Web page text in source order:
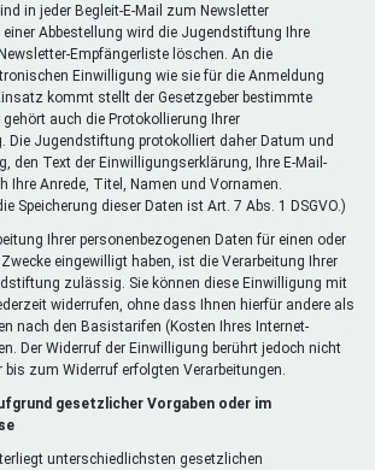
in jeder Begleit-E-Mail zum Newsletter
Abbestellung wird die Jugendstiftung Ihre
Empfängerliste löschen. An die
Einwilligung wie sie für die Anmeldung
kommt stellt der Gesetzgeber bestimmte
auch die Protokollierung Ihrer
Die Jugendstiftung protokolliert daher Datum und
den Text der Einwilligungserklärung, Ihre E-Mail-
Ihre Anrede, Titel, Namen und Vornamen.
Speicherung dieser Daten ist Art. 7 Abs. 1 DSGVO.)
Ihrer personenbezogenen Daten für einen oder
eingewilligt haben, ist die Verarbeitung Ihrer
zulässig. Sie können diese Einwilligung mit
widerrufen, ohne dass Ihnen hierfür andere als
nach den Basistarifen (Kosten Ihres Internet-
Der Widerruf der Einwilligung berührt jedoch nicht
zum Widerruf erfolgten Verarbeitungen.
gesetzlicher Vorgaben oder im
unterschiedlichsten gesetzlichen